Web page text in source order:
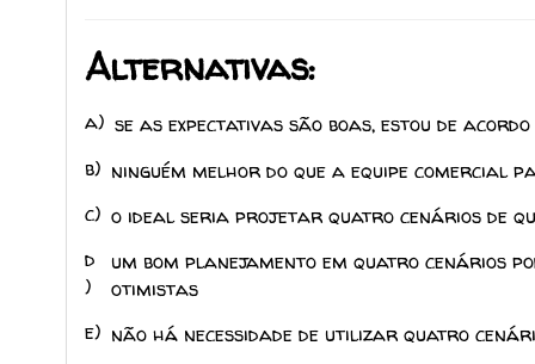
Alternativas:
a) se as expectativas são boas, estou de
b) ninguém melhor do que a equipe comercial
c) o ideal seria projetar quatro cenários de
d
)
um bom planejamento em quatro cenários
otimistas
e) não há necessidade de utilizar quatro